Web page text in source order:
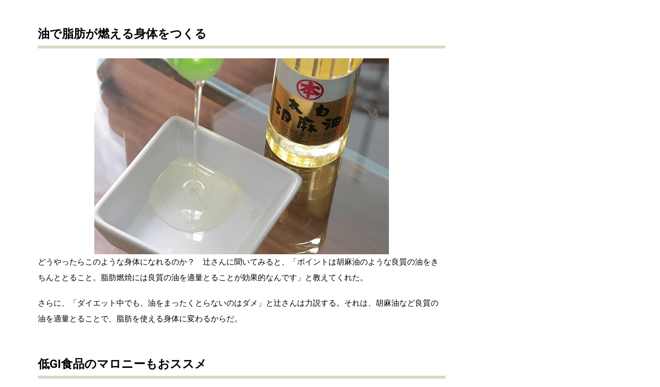
油で脂肪が燃える身体をつくる
どうやったらこのような身体になれるのか？ 辻さんに聞いてみると、「ポイントは胡麻油のような良質の油をき
ちんととること。脂肪燃焼には良質の油を適量とることが効果的なんです」と教えてくれた。
さらに、「ダイエット中でも、油をまったくとらないのはダメ」と辻さんは力説する。それは、胡麻油など良質の
油を適量とることで、脂肪を使える身体に変わるからだ。
低GI食品のマロニーもおススメ